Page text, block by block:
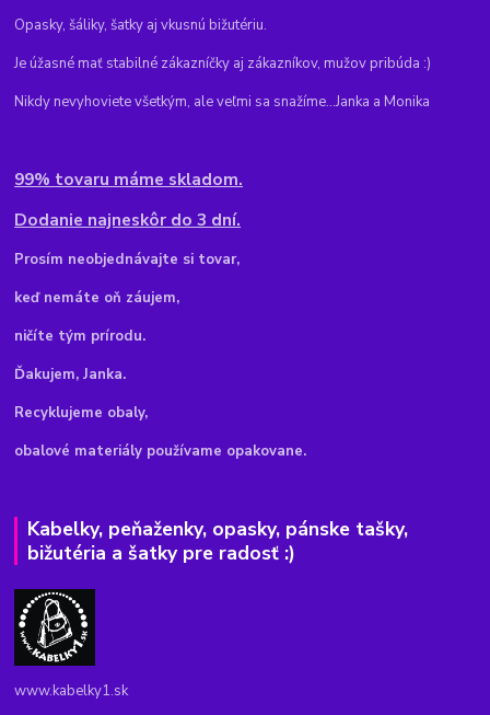
Opasky, šáliky, šatky aj vkusnú bižutériu.
Je úžasné mať stabilné zákazníčky aj zákazníkov, mužov pribúda :)
Nikdy nevyhoviete všetkým, ale veľmi sa snažíme...Janka a Monika
99% tovaru máme skladom.
Dodanie najneskôr do 3 dní.
Prosím neobjednávajte si tovar,
keď nemáte oň záujem,
ničíte tým prírodu.
Ďakujem, Janka.
Recyklujeme obaly,
obalové materiály používame opakovane.
Kabelky, peňaženky, opasky, pánske tašky,
bižutéria a šatky pre radosť :)
www.kabelky1.sk